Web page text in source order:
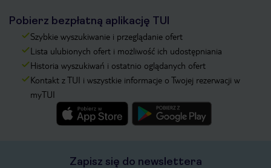
Pobierz bezpłatną aplikację TUI
Szybkie wyszukiwanie i przeglądanie ofert
Lista ulubionych ofert i możliwość ich udostępniania
Historia wyszukiwań i ostatnio oglądanych ofert
Kontakt z TUI i wszystkie informacje o Twojej rezerwacji w
myTUI
Zapisz się do newslettera